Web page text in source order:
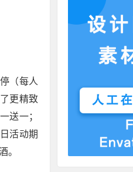
（每人
更精致
送一；
活动期
。